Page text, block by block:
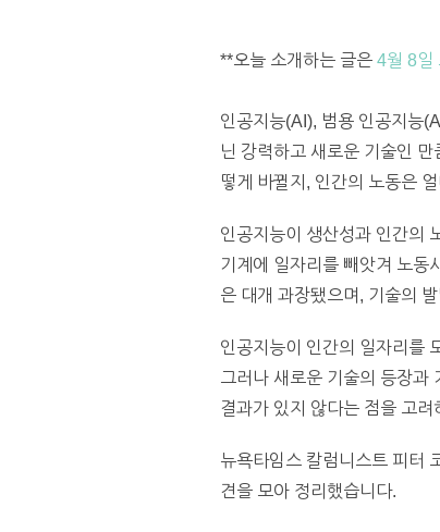
**오늘 소개하는 글은 4월 8일
인공지능(AI), 범용 인공지능
닌 강력하고 새로운 기술인
떻게 바뀔지, 인간의 노동은
인공지능이 생산성과 인간의
기계에 일자리를 빼앗겨 노동
은 대개 과장됐으며, 기술의
인공지능이 인간의 일자리를
그러나 새로운 기술의 등장과
결과가 있지 않다는 점을 고
뉴욕타임스 칼럼니스트 피터
견을 모아 정리했습니다.